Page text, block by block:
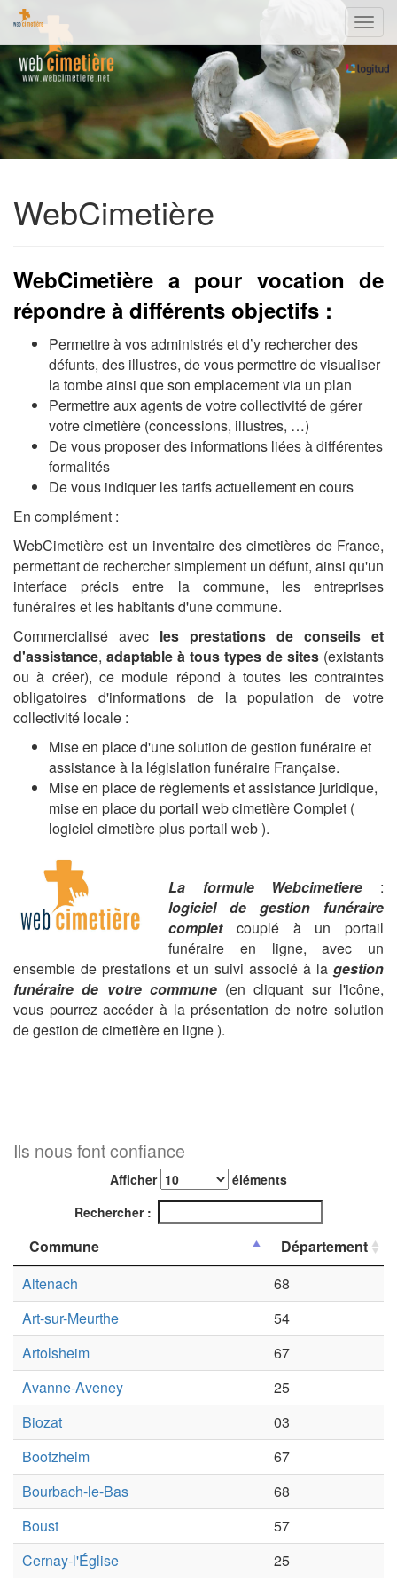
WebCimetière
WebCimetière a pour vocation de
répondre à différents objectifs :
Permettre à vos administrés et d’y rechercher des
défunts, des illustres, de vous permettre de visualiser
la tombe ainsi que son emplacement via un plan
Permettre aux agents de votre collectivité de gérer
votre cimetière (concessions, illustres, …)
De vous proposer des informations liées à différentes
formalités
De vous indiquer les tarifs actuellement en cours
En complément :
WebCimetière est un inventaire des cimetières de France,
permettant de rechercher simplement un défunt, ainsi qu'un
interface précis entre la commune, les entreprises
funéraires et les habitants d'une commune.
Commercialisé avec les prestations de conseils et
d'assistance, adaptable à tous types de sites (existants
ou à créer), ce module répond à toutes les contraintes
obligatoires d'informations de la population de votre
collectivité locale :
Mise en place d'une solution de gestion funéraire et
assistance à la législation funéraire Française.
Mise en place de règlements et assistance juridique,
mise en place du portail web cimetière Complet (
logiciel cimetière plus portail web ).
La formule Webcimetiere :
logiciel de gestion funéraire
completcouplé à un portail
funéraire en ligne, avec un
ensemble de prestations et un suivi associé à la gestion
funéraire de votre commune (en cliquant sur l'icône,
vous pourrez accéder à la présentation de notre solution
de gestion de cimetière en ligne ).
Ils nous font confiance
Afficher
éléments
Rechercher :
Commune
Département
Altenach
68
Art-sur-Meurthe
54
Artolsheim
67
Avanne-Aveney
25
Biozat
03
Boofzheim
67
Bourbach-le-Bas
68
Boust
57
Cernay-l'Église
25